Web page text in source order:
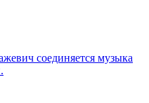
соединяется музыка